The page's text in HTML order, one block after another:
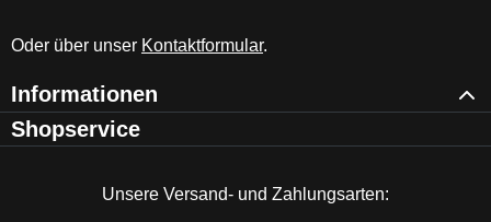
Oder über unser Kontaktformular.
Informationen
Shopservice
Unsere Versand- und Zahlungsarten: